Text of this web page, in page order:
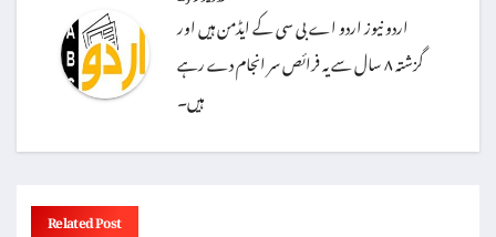
اردو نیوز اردو اے بی سی کے ایڈمن ہیں اور
گزشتہ ۸ سال سے یہ فرائص سر انجام دے رہے
ہیں۔
Related Post